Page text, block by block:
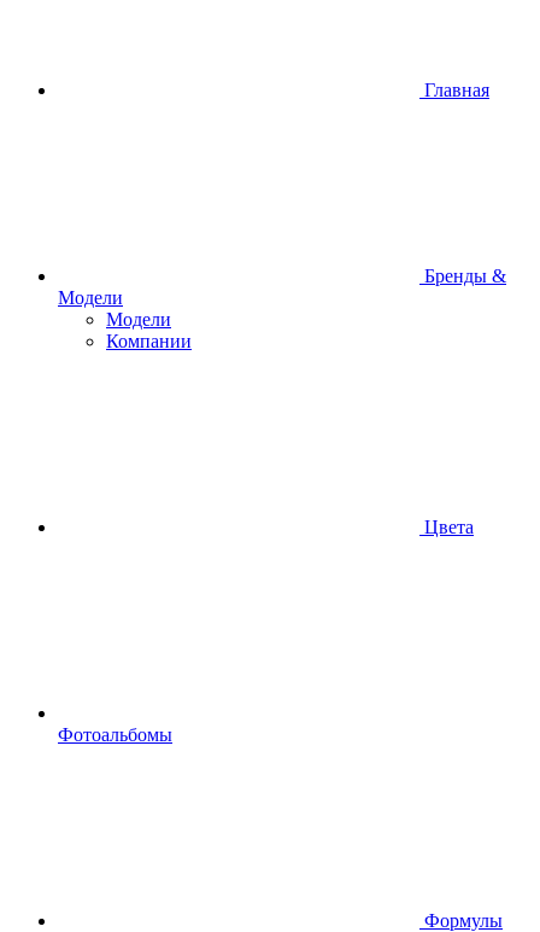
Главная
Бренды &
Модели
Модели
Компании
Цвета
Фотоальбомы
Формулы